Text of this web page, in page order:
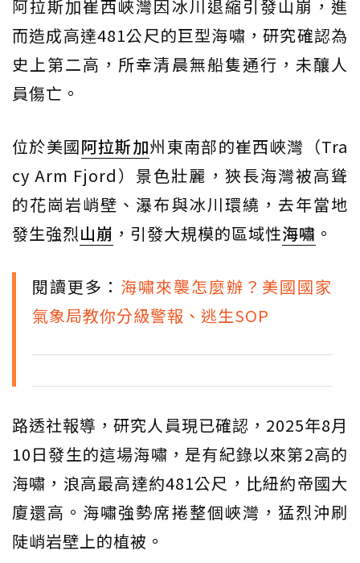
阿拉斯加崔西峽灣因冰川退縮引發山崩，進
而造成高達481公尺的巨型海嘯，研究確認為
史上第二高，所幸清晨無船隻通行，未釀人
員傷亡。
位於美國阿拉斯加州東南部的崔西峽灣（Tra
cy Arm Fjord）景色壯麗，狹長海灣被高聳
的花崗岩峭壁、瀑布與冰川環繞，去年當地
發生強烈山崩 ，引發大規模的區域性海嘯 。
閱讀更多： 海嘯來襲怎麼辦？美國國家
氣象局教你分級警報、逃生SOP
路透社報導，研究人員現已確認，2025年8月
10日發生的這場海嘯，是有紀錄以來第2高的
海嘯，浪高最高達約481公尺，比紐約帝國大
廈還高。海嘯強勢席捲整個峽灣，猛烈沖刷
陡峭岩壁上的植被。